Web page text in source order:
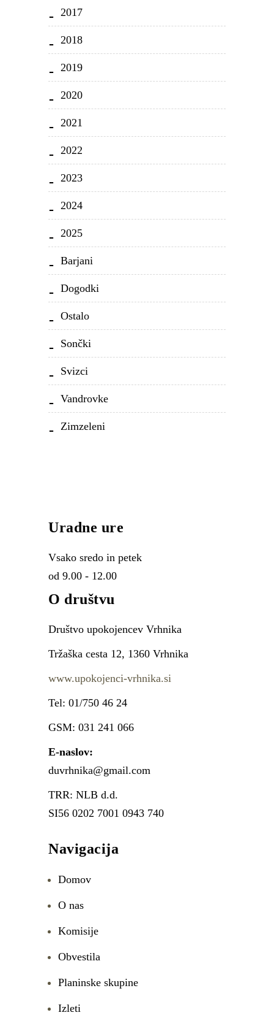
2017
2018
2019
2020
2021
2022
2023
2024
2025
Barjani
Dogodki
Ostalo
Sončki
Svizci
Vandrovke
Zimzeleni
Uradne ure
Vsako sredo in petek
od 9.00 - 12.00
O društvu
Društvo upokojencev Vrhnika
Tržaška cesta 12, 1360 Vrhnika
www.upokojenci-vrhnika.si
Tel: 01/750 46 24
GSM: 031 241 066
E-naslov:
duvrhnika@gmail.com
TRR: NLB d.d.
SI56 0202 7001 0943 740
Navigacija
Domov
O nas
Komisije
Obvestila
Planinske skupine
Izleti